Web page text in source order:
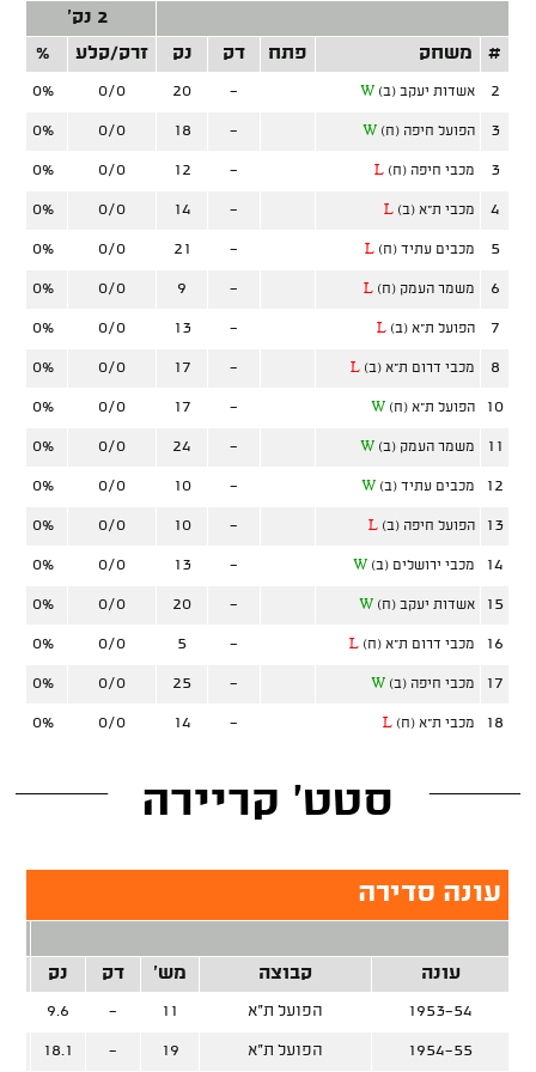
2 נק'
#
משחק פתח דק נק זרק/קלע %
2 אשדות יעקב (ב) W
-
20
0/0
0%
3 הפועל חיפה (ח) W
-
18
0/0
0%
3 מכבי חיפה (ח) L
-
12
0/0
0%
4 מכבי ת"א (ב) L
-
14
0/0
0%
5 מכבים עתיד (ח) L
-
21
0/0
0%
6 משמר העמק (ח) L
-
9
0/0
0%
7 הפועל ת"א (ב) L
-
13
0/0
0%
8 מכבי דרום ת"א (ב) L
-
17
0/0
0%
10 הפועל ת"א (ח) W
-
17
0/0
0%
11 משמר העמק (ב) W
-
24
0/0
0%
12 מכבים עתיד (ב) W
-
10
0/0
0%
13 הפועל חיפה (ב) L
-
10
0/0
0%
14 מכבי ירושלים (ב) W
-
13
0/0
0%
15 אשדות יעקב (ח) W
-
20
0/0
0%
16 מכבי דרום ת"א (ח) L
-
5
0/0
0%
17 מכבי חיפה (ב) W
-
25
0/0
0%
18 מכבי ת"א (ח) L
-
14
0/0
0%
סטט' קריירה
עונה סדירה
עונה
קבוצה מש' דק נק
1953-54 הפועל ת"א 11
-
9.6
1954-55 הפועל ת"א 19
-
18.1